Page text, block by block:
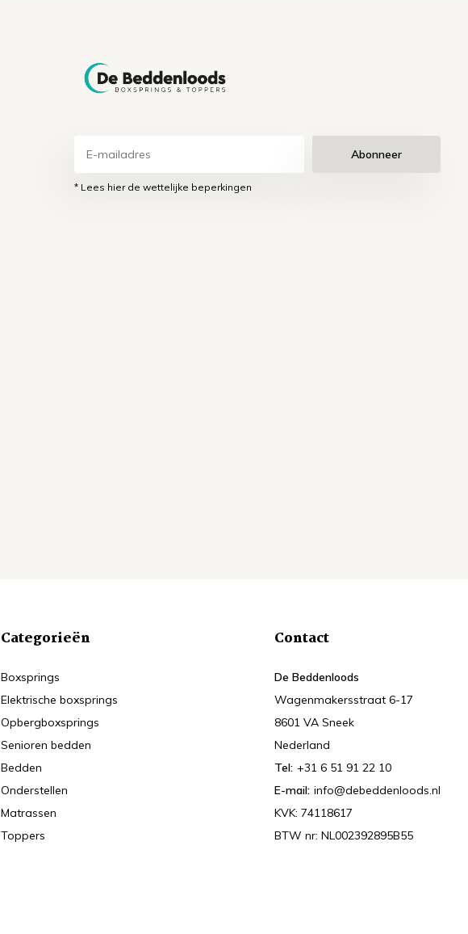
Abonneer
* Lees hier de wettelijke beperkingen
Categorieën
Boxsprings
Elektrische boxsprings
Opbergboxsprings
Senioren bedden
Bedden
Onderstellen
Matrassen
Toppers
Contact
De Beddenloods
Wagenmakersstraat 6-17
8601 VA Sneek
Nederland
Tel: +31 6 51 91 22 10
E-mail: info@debeddenloods.nl
KVK: 74118617
BTW nr: NL002392895B55